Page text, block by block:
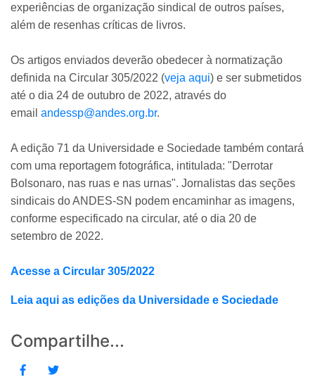
experiências de organização sindical de outros países,
além de resenhas críticas de livros.
Os artigos enviados deverão obedecer à normatização
definida na Circular 305/2022 (veja aqui) e ser submetidos
até o dia 24 de outubro de 2022, através do
email andessp@andes.org.br.
A edição 71 da Universidade e Sociedade também contará
com uma reportagem fotográfica, intitulada: "Derrotar
Bolsonaro, nas ruas e nas urnas". Jornalistas das seções
sindicais do ANDES-SN podem encaminhar as imagens,
conforme especificado na circular, até o dia 20 de
setembro de 2022.
Acesse a Circular 305/2022
Leia aqui as edições da Universidade e Sociedade
Compartilhe...